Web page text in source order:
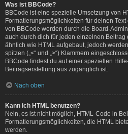
Was ist BBCode?
BBCode ist eine spezielle Umsetzung von
Formatierungsmöglichkeiten für deinen
von BBCode werden durch die Board-
auch durch dich für jeden einzelnen Beitrag
ähnlich wie HTML aufgebaut, jedoch werden
spitzen („<“ und „>“) Klammern
BBCode findest du auf einer speziellen
Beitragserstellung aus zugänglich ist.
Nach oben
Kann ich HTML benutzen?
Nein, es ist nicht möglich, HTML-Code in
Formatierungsmöglichkeiten, die HTML
werden.